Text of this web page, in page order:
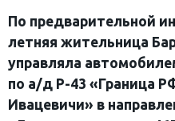
По предварительной
летняя жительница
управляла
по а/д Р-43 «Граница
Ивацевичи» в